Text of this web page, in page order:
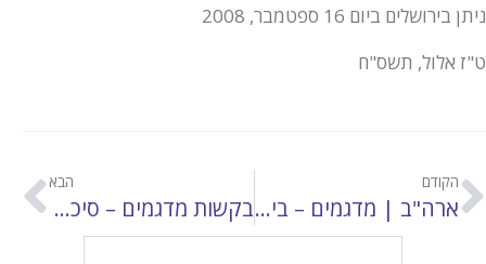
ניתן בירושלים ביום 16 ספטמבר, 2008
ט"ז אלול, תשס"ח
הקודם
ארה"ב | מדגמים – בית המשפט לערעורים פדרליים קבע בהחלטה פה-אחד: המבחן להפרה של מדגם הוא מבחן הדמיון בעיני מתבונן סביר
הבא
בקשות מדגמים – סיכום שנת 2010